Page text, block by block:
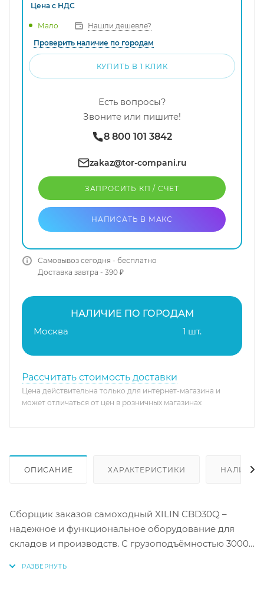
Цена с НДС
Мало
Нашли дешевле?
Проверить наличие по городам
КУПИТЬ В 1 КЛИК
Есть вопросы?
Звоните или пишите!
8 800 101 3842
zakaz@tor-compani.ru
ЗАПРОСИТЬ КП / CЧЕТ
НАПИСАТЬ В МАКС
Самовывоз сегодня - бесплатно
Доставка завтра - 390 ₽
НАЛИЧИЕ ПО ГОРОДАМ
Москва
1 шт.
Рассчитать стоимость доставки
Цена действительна только для интернет-магазина и
может отличаться от цен в розничных магазинах
ОПИСАНИЕ ХАРАКТЕРИСТИКИ
Сборщик заказов самоходный XILIN CBD30Q –
надежное и функциональное оборудование для
складов и производств. С грузоподъёмностью 3000